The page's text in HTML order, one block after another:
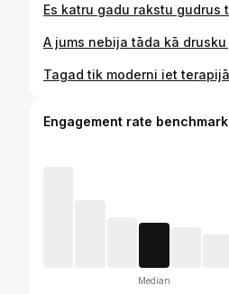
Engagement rate benchmark
Median